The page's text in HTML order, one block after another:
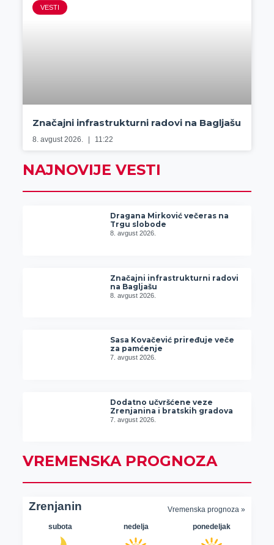
VESTI
Značajni infrastrukturni radovi na Bagljašu
8. avgust 2026. 11:22
NAJNOVIJE VESTI
Dragana Mirković večeras na
Trgu slobode
8. avgust 2026.
Značajni infrastrukturni radovi
na Bagljašu
8. avgust 2026.
Sasa Kovačević priređuje veče
za pamćenje
7. avgust 2026.
Dodatno učvršćene veze
Zrenjanina i bratskih gradova
7. avgust 2026.
VREMENSKA PROGNOZA